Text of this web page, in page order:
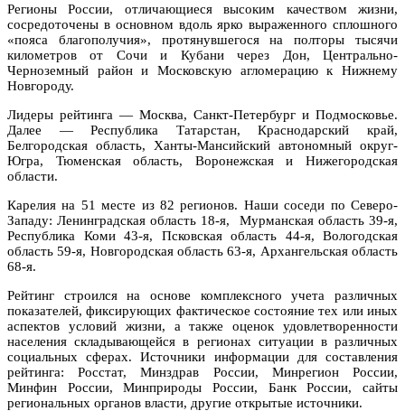
Регионы России, отличающиеся высоким качеством жизни,
сосредоточены в основном вдоль ярко выраженного сплошного
«пояса благополучия», протянувшегося на полторы тысячи
километров от Сочи и Кубани через Дон, Центрально-
Черноземный район и Московскую агломерацию к Нижнему
Новгороду.
Лидеры рейтинга — Москва, Санкт-Петербург и Подмосковье.
Далее — Республика Татарстан, Краснодарский край,
Белгородская область, Ханты-Мансийский автономный округ-
Югра, Тюменская область, Воронежская и Нижегородская
области.
Карелия на 51 месте из 82 регионов. Наши соседи по Северо-
Западу: Ленинградская область 18-я, Мурманская область 39-я,
Республика Коми 43-я, Псковская область 44-я, Вологодская
область 59-я, Новгородская область 63-я, Архангельская область
68-я.
Рейтинг строился на основе комплексного учета различных
показателей, фиксирующих фактическое состояние тех или иных
аспектов условий жизни, а также оценок удовлетворенности
населения складывающейся в регионах ситуации в различных
социальных сферах. Источники информации для составления
рейтинга: Росстат, Минздрав России, Минрегион России,
Минфин России, Минприроды России, Банк России, сайты
региональных органов власти, другие открытые источники.